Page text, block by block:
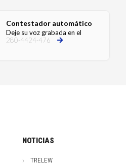
Contestador automático
Deje su voz grabada en el
280-4424-476
NOTICIAS
TRELEW